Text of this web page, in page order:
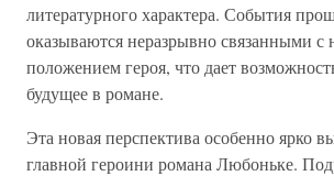
литературного характера. События
оказываются неразрывно связанными с
положением героя, что дает
будущее в романе.
Эта новая перспектива особенно ярко
главной героини романа Любоньке.